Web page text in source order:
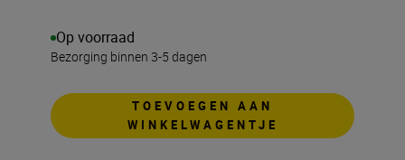
Op voorraad
Bezorging binnen 3-5 dagen
TOEVOEGEN AAN
WINKELWAGENTJE